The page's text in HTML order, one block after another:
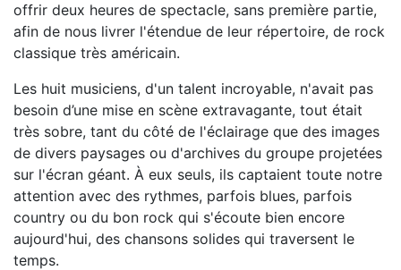
offrir deux heures de spectacle, sans première partie,
afin de nous livrer l'étendue de leur répertoire, de rock
classique très américain.
Les huit musiciens, d'un talent incroyable, n'avait pas
besoin d’une mise en scène extravagante, tout était
très sobre, tant du côté de l'éclairage que des images
de divers paysages ou d'archives du groupe projetées
sur l'écran géant. À eux seuls, ils captaient toute notre
attention avec des rythmes, parfois blues, parfois
country ou du bon rock qui s'écoute bien encore
aujourd'hui, des chansons solides qui traversent le
temps.